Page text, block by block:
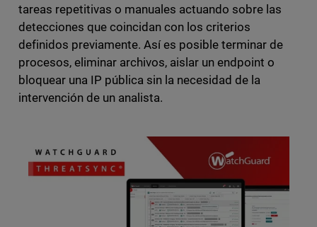
tareas repetitivas o manuales actuando sobre las
detecciones que coincidan con los criterios
definidos previamente. Así es posible terminar de
procesos, eliminar archivos, aislar un endpoint o
bloquear una IP pública sin la necesidad de la
intervención de un analista.